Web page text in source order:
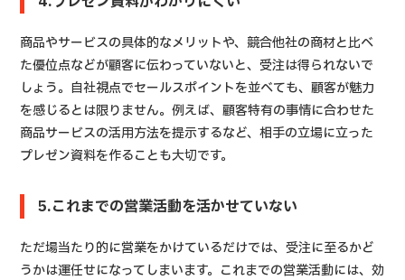
商品やサービスの具体的なメリットや、競合他社の商材と比べ
た優位点などが顧客に伝わっていないと、受注は得られないで
しょう。自社視点でセールスポイントを並べても、顧客が魅力
を感じるとは限りません。例えば、顧客特有の事情に合わせた
商品サービスの活用方法を提示するなど、相手の立場に立った
プレゼン資料を作ることも大切です。
5.これまでの営業活動を活かせていない
ただ場当たり的に営業をかけているだけでは、受注に至るかど
うかは運任せになってしまいます。これまでの営業活動には、効